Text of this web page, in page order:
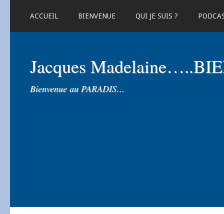
ACCUEIL BIENVENUE QUI JE SUIS ?
Jacques
Bienvenue au PARADIS…